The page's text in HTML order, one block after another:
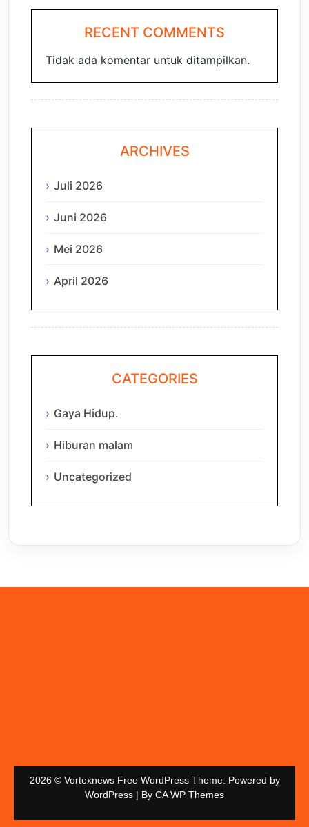
RECENT COMMENTS
Tidak ada komentar untuk ditampilkan.
ARCHIVES
Juli 2026
Juni 2026
Mei 2026
April 2026
CATEGORIES
Gaya Hidup.
Hiburan malam
Uncategorized
2026 © Vortexnews Free WordPress Theme. Powered by
WordPress | By CA WP Themes